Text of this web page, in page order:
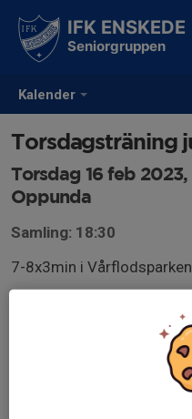
Kalender
IFK ENSKEDE
Seniorgruppen
Torsdagsträning
Torsdag 16 feb 2023,
Oppunda
Samling: 18:30
7-8x3min i